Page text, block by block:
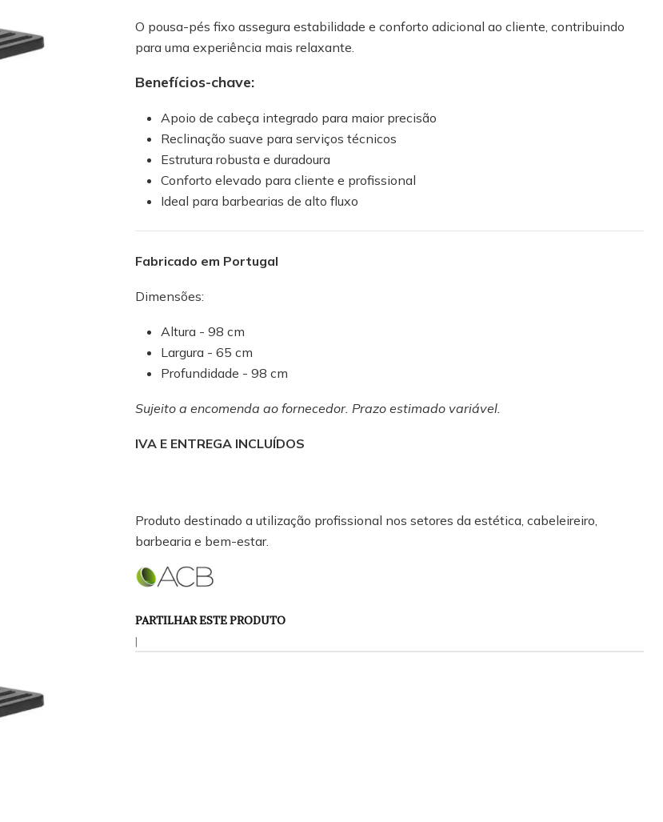
O pousa-pés fixo assegura estabilidade e conforto adicional ao cliente, contribuindo
para uma experiência mais relaxante.
Benefícios-chave:
Apoio de cabeça integrado para maior precisão
Reclinação suave para serviços técnicos
Estrutura robusta e duradoura
Conforto elevado para cliente e profissional
Ideal para barbearias de alto fluxo
Fabricado em Portugal
Dimensões:
Altura - 98 cm
Largura - 65 cm
Profundidade - 98 cm
Sujeito a encomenda ao fornecedor. Prazo estimado variável.
IVA E ENTREGA INCLUÍDOS
Produto destinado a utilização profissional nos setores da estética, cabeleireiro,
barbearia e bem-estar.
PARTILHAR ESTE PRODUTO
|